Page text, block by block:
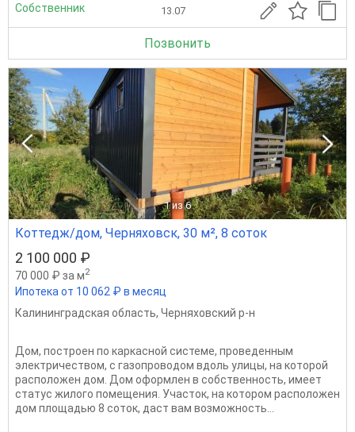
Собственник 13.07
Позвонить
1 из 6
Коттедж/дом, Черняховск, 30 м², 8 соток
2 100 000 ₽
70 000 ₽ за м2
Ипотека от 10 062 ₽ в месяц
Калининградская область, Черняховский р-н
Дом, построен по каркасной системе, проведенным
электричеством, с газопроводом вдоль улицы, на которой
расположен дом. Дом оформлен в собственность, имеет
статус жилого помещения. Участок, на котором расположен
дом площадью 8 соток, даст вам возможность...